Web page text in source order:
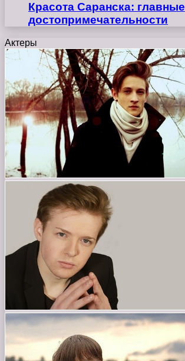
Красота Саранска: главные
достопримечательности
Актеры